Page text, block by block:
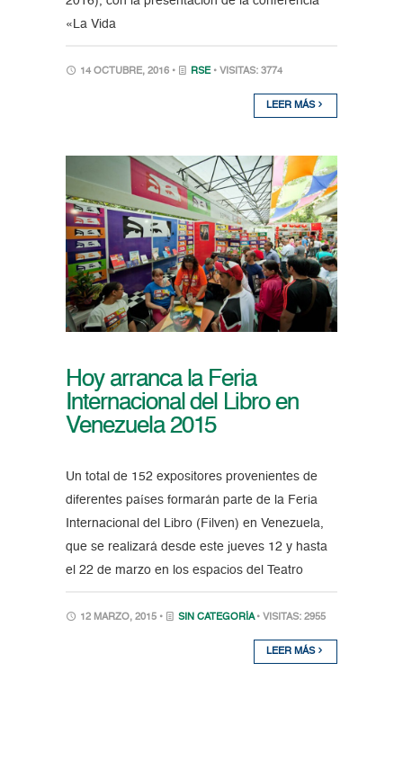
«La Vida
14 OCTUBRE, 2016 • RSE • VISITAS: 3774
LEER MÁS
Hoy arranca la Feria
Internacional del Libro en
Venezuela 2015
Un total de 152 expositores provenientes de
diferentes países formarán parte de la Feria
Internacional del Libro (Filven) en Venezuela,
que se realizará desde este jueves 12 y hasta
el 22 de marzo en los espacios del Teatro
12 MARZO, 2015 • SIN CATEGORÍA • VISITAS: 2955
LEER MÁS